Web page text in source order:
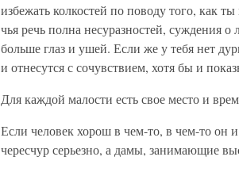
избежать колкостей по поводу того, как
чья речь полна несуразностей, суждения
больше глаз и ушей. Если же у тебя нет
и отнесутся с сочувствием, хотя бы и
Для каждой малости есть свое место и
Если человек хорош в чем-то, в чем-то он
чересчур серьезно, а дамы, занимающие